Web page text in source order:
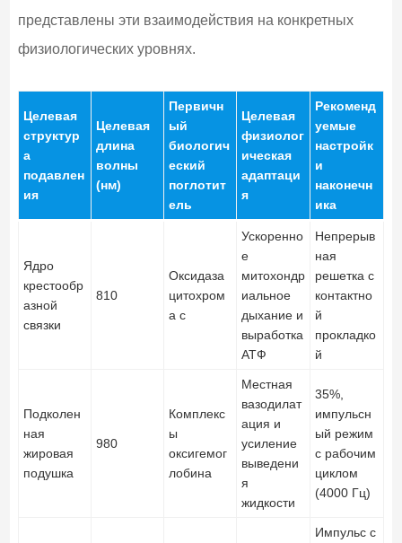
представлены эти взаимодействия на конкретных
физиологических уровнях.
Целевая
структур
а
подавлен
ия
Целевая
длина
волны
(нм)
Первичн
ый
биологич
еский
поглотит
ель
Целевая
физиолог
ическая
адаптаци
я
Рекоменд
уемые
настройк
и
наконечн
ика
Ядро
крестообр
азной
связки
810
Оксидаза
цитохром
а с
Ускоренно
е
митохондр
иальное
дыхание и
выработка
АТФ
Непрерыв
ная
решетка с
контактно
й
прокладко
й
Подколен
ная
жировая
подушка
980
Комплекс
ы
оксигемог
лобина
Местная
вазодилат
ация и
усиление
выведени
я
жидкости
35%,
импульсн
ый режим
с рабочим
циклом
(4000 Гц)
Импульс с